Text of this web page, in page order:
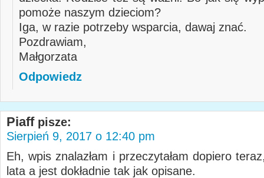
pomoże naszym dzieciom?
Iga, w razie potrzeby wsparcia, dawaj znać.
Pozdrawiam,
Małgorzata
Odpowiedz
Piaff pisze:
Sierpień 9, 2017 o 12:40 pm
Eh, wpis znalazłam i przeczytałam dopiero
lata a jest dokładnie tak jak opisane.